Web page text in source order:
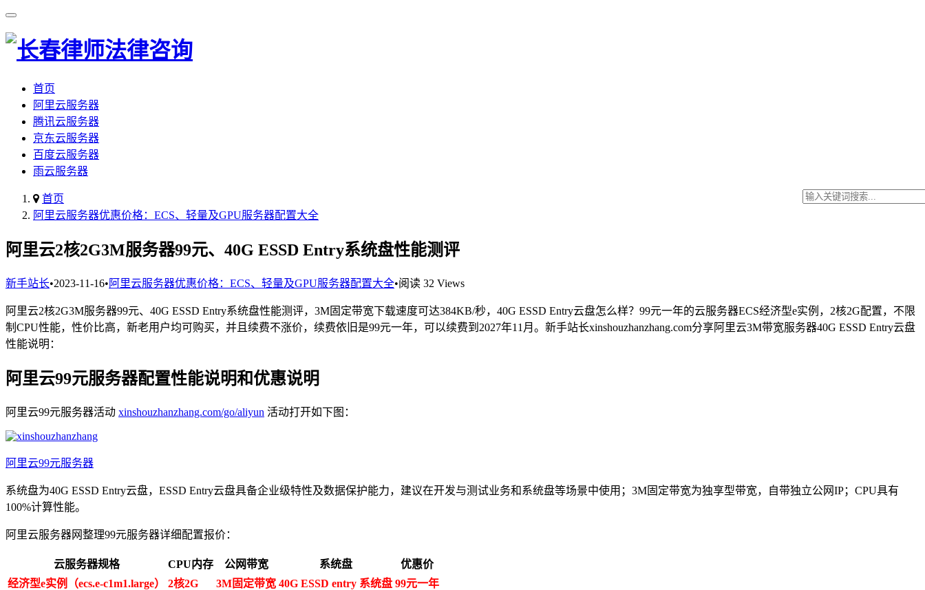
首页
阿里云服务器
腾讯云服务器
京东云服务器
百度云服务器
雨云服务器
首页
阿里云服务器优惠价格：ECS、轻量及GPU服务器配置大全
阿里云2核2G3M服务器99元、40G ESSD Entry系统盘性能测评
新手站长•2023-11-16• 阿里云服务器优惠价格：ECS、轻量及GPU服务器配置大全•阅读 32 Views
阿里云2核2G3M服务器99元、40G ESSD Entry系统盘性能测评，3M固定带宽下载速度可达384KB/秒，40G ESSD Entry云盘怎么样？99元一年的云服务器ECS经济型e实例，2核2G配置，不限
制CPU性能，性价比高，新老用户均可购买，并且续费不涨价，续费依旧是99元一年，可以续费到2027年11月。新手站长xinshouzhanzhang.com分享阿里云3M带宽服务器40G ESSD Entry云盘
性能说明：
阿里云99元服务器配置性能说明和优惠说明
阿里云99元服务器活动 xinshouzhanzhang.com/go/aliyun 活动打开如下图：
阿里云99元服务器
系统盘为40G ESSD Entry云盘，ESSD Entry云盘具备企业级特性及数据保护能力，建议在开发与测试业务和系统盘等场景中使用；3M固定带宽为独享型带宽，自带独立公网IP；CPU具有
100%计算性能。
阿里云服务器网整理99元服务器详细配置报价：
云服务器规格 CPU内存 公网带宽 系统盘
优惠价
经济型e实例（ecs.e-c1m1.large）
2核2G 3M固定带宽 40G ESSD entry 系统盘 99元一年